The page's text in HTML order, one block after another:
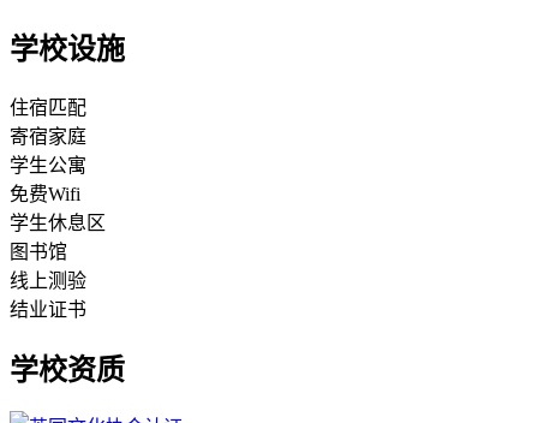
学校设施
住宿匹配
寄宿家庭
学生公寓
免费Wifi
学生休息区
图书馆
线上测验
结业证书
学校资质